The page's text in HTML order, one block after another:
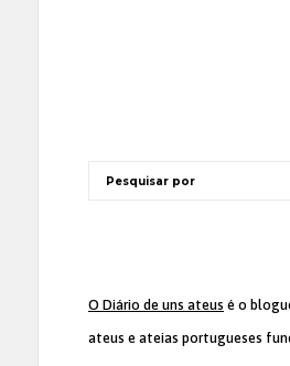
O Diário de uns ateus é o
ateus e ateias portugueses